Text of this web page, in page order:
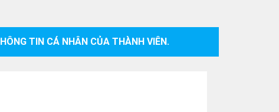
TIN CÁ NHÂN CỦA THÀNH VIÊN.